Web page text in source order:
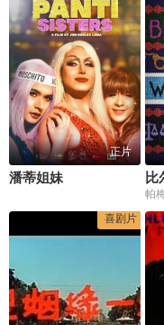
正片
潘蒂姐妹
喜剧片